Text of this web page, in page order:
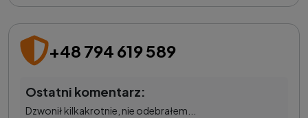
+48 794 619 589
Ostatni komentarz:
Dzwonił kilkakrotnie, nie odebrałem...